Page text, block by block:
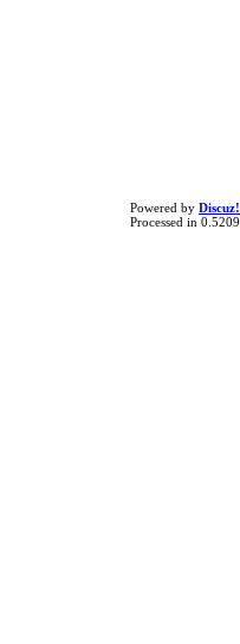
Powered by Discuz!
Processed in